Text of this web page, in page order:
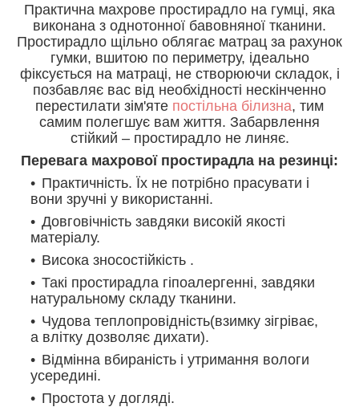
Практична махрове простирадло на гумці, яка
виконана з однотонної бавовняної тканини.
Простирадло щільно облягає матрац за рахунок
гумки, вшитою по периметру, ідеально
фіксується на матраці, не створюючи складок, і
позбавляє вас від необхідності нескінченно
перестилати зім'яте постільна білизна, тим
самим полегшує вам життя. Забарвлення
стійкий – простирадло не линяє.
Перевага махрової простирадла на резинці:
Практичність. Їх не потрібно прасувати і
вони зручні у використанні.
Довговічність завдяки високій якості
матеріалу.
Висока зносостійкість .
Такі простирадла гіпоалергенні, завдяки
натуральному складу тканини.
Чудова теплопровідність(взимку зігріває,
а влітку дозволяє дихати).
Відмінна вбираність і утримання вологи
усередині.
Простота у догляді.